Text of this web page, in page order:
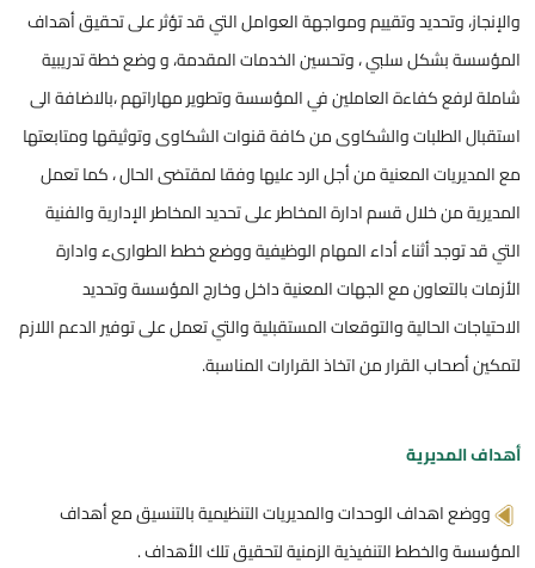
والإنجاز، وتحديد وتقييم ومواجهة العوامل التي قد تؤثر على تحقيق أهداف
المؤسسة بشكل سلبي ، وتحسين الخدمات المقدمة، و وضع خطة تدريبية
شاملة لرفع كفاءة العاملين في المؤسسة وتطوير مهاراتهم ،بالاضافة الى
استقبال الطلبات والشكاوى من كافة قنوات الشكاوى وتوثيقها ومتابعتها
مع المديريات المعنية من أجل الرد عليها وفقا لمقتضى الحال ، كما تعمل
المديرية من خلال قسم ادارة المخاطر على تحديد المخاطر الإدارية والفنية
التي قد توجد أثناء أداء المهام الوظيفية ووضع خطط الطوارىء وادارة
الأزمات بالتعاون مع الجهات المعنية داخل وخارج المؤسسة وتحديد
الاحتياجات الحالية والتوقعات المستقبلية والتي تعمل على توفير الدعم اللازم
لتمكين أصحاب القرار من اتخاذ القرارات المناسبة.
أهداف المديرية
ووضع اهداف الوحدات والمديريات التنظيمية بالتنسيق مع أهداف
المؤسسة والخطط التنفيذية الزمنية لتحقيق تلك الأهداف .